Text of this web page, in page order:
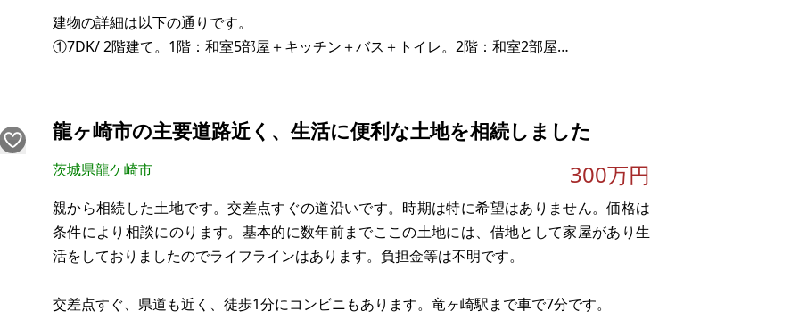
建物の詳細は以下の通りです。
①7DK/ 2階建て。1階：和室5部屋＋キッチン＋バス＋トイレ。2階：和室2部屋
④1R/1階建て。1階：
龍ヶ崎市の主要道路近く、生活に便利な土地を相続しました
茨城県龍ケ崎市 300万円
親から相続した土地です。交差点すぐの道沿いです。時期は特に希望はありません。価格は
条件により相談にのります。基本的に数年前までここの土地には、借地として家屋があり生
活をしておりましたのでライフラインはあります。負担金等は不明です。
交差点すぐ、県道も近く、徒歩1分にコンビニもあります。竜ヶ崎駅まで車で7分です。